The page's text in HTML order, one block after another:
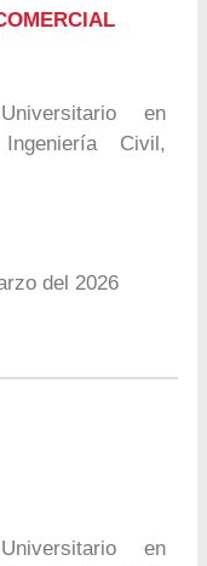
en
Civil,
del 2026
en